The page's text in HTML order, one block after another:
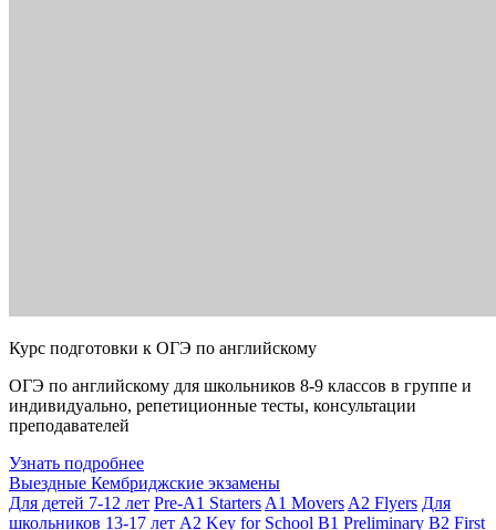
Курс подготовки к ОГЭ по английскому
ОГЭ по английскому для школьников 8-9 классов в группе и
индивидуально, репетиционные тесты, консультации
преподавателей
Узнать подробнее
Выездные Кембриджские экзамены
Для детей 7-12 лет Pre-A1 Starters A1 Movers A2 Flyers Для
школьников 13-17 лет A2 Key for School B1 Preliminary B2 First